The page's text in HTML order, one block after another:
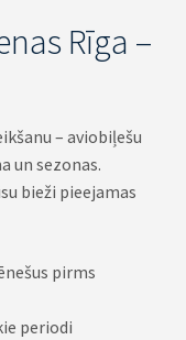
Rīga –
– aviobiļešu
un sezonas.
bieži pieejamas
pirms
periodi